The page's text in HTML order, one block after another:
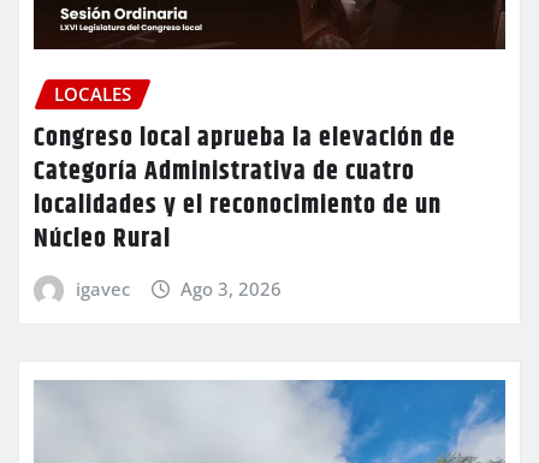
LOCALES
Congreso local aprueba la elevación de
Categoría Administrativa de cuatro
localidades y el reconocimiento de un
Núcleo Rural
igavec Ago 3, 2026